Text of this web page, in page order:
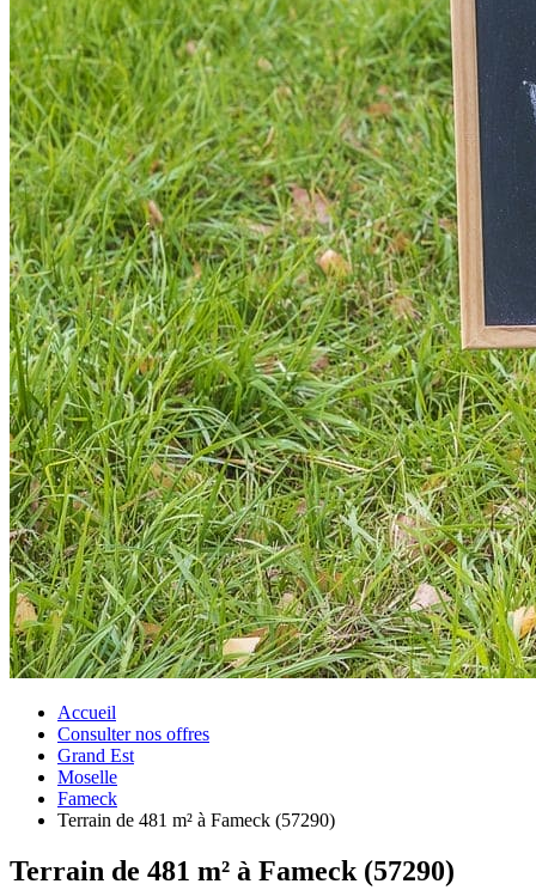
Accueil
Consulter nos offres
Grand Est
Moselle
Fameck
Terrain de 481 m² à Fameck (57290)
Terrain de 481 m² à Fameck (57290)